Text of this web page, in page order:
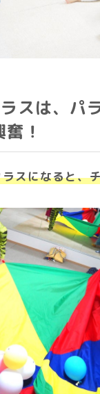
スは、パ
奮！
スになると、